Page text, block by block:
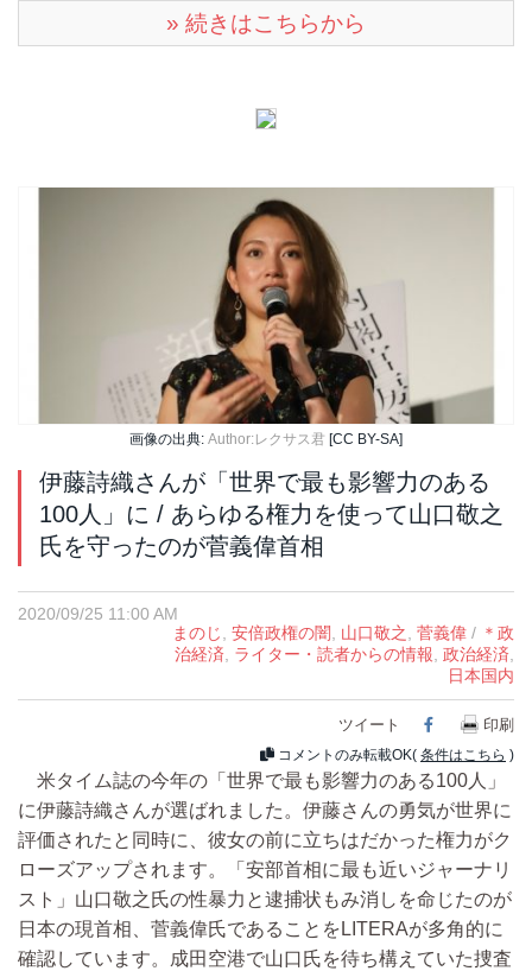
» 続きはこちらから
画像の出典: Author:レクサス君 [CC BY-SA]
伊藤詩織さんが「世界で最も影響力のある
100人」に / あらゆる権力を使って山口敬之
氏を守ったのが菅義偉首相
2020/09/25 11:00 AM
まのじ
安倍政権の闇 山口敬之 菅義偉 / ＊政
治経済
ライター・読者からの情報 政治経済
日本国内
ツイート Facebook
印刷
コメントのみ転載OK( 条件はこちら )
米タイム誌の今年の「世界で最も影響力のある100人」
に伊藤詩織さんが選ばれました。伊藤さんの勇気が世界に
評価されたと同時に、彼女の前に立ちはだかった権力がク
ローズアップされます。「安部首相に最も近いジャーナリ
スト」山口敬之氏の性暴力と逮捕状もみ消しを命じたのが
日本の現首相、菅義偉氏であることをLITERAが多角的に
確認しています。成田空港で山口氏を待ち構えていた捜査